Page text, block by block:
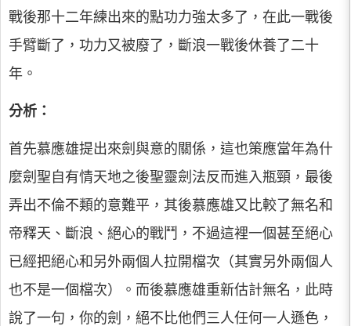
戰後那十二年練出來的點功力強太多了，在此一戰後
手臂斷了，功力又被廢了，斷浪一戰後休養了二十
年。
分析：
首先慕應雄提出來劍與意的關係，這也策應當年為什
麼劍聖自有情天地之後聖靈劍法反而進入瓶頸，最後
弄出不倫不類的意難平，其後慕應雄又比較了無名和
帝釋天、斷浪、絕心的戰鬥，不過這裡一個甚至絕心
已經把絕心和另外兩個人拉開檔次（其實另外兩個人
也不是一個檔次）。而後慕應雄重新估計無名，此時
說了一句，你的劍，絕不比他們三人任何一人遜色，